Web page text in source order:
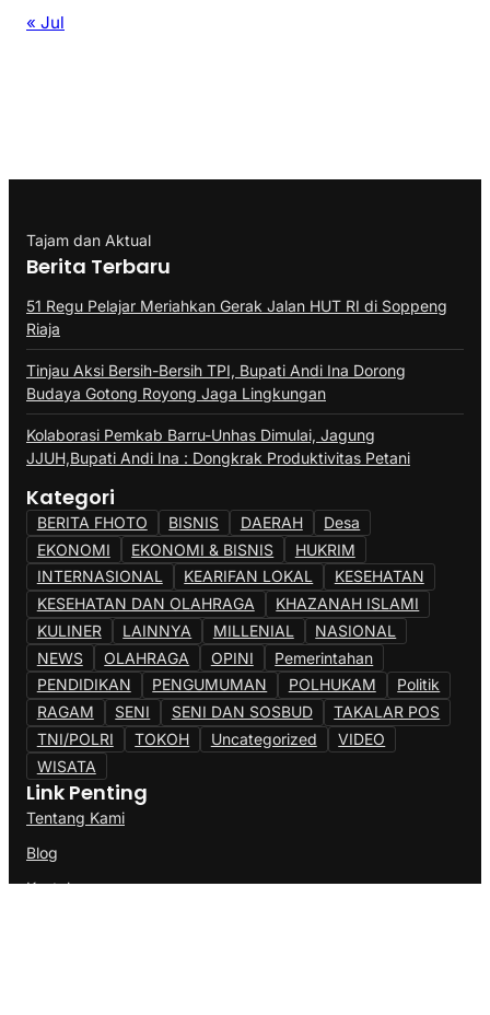
« Jul
Tajam dan Aktual
Berita Terbaru
51 Regu Pelajar Meriahkan Gerak Jalan HUT RI di Soppeng
Riaja
Tinjau Aksi Bersih-Bersih TPI, Bupati Andi Ina Dorong
Budaya Gotong Royong Jaga Lingkungan
Kolaborasi Pemkab Barru-Unhas Dimulai, Jagung
JJUH,Bupati Andi Ina : Dongkrak Produktivitas Petani
Kategori
BERITA FHOTO BISNIS DAERAH
Desa
EKONOMI
EKONOMI & BISNIS
HUKRIM
INTERNASIONAL
KEARIFAN LOKAL
KESEHATAN
KESEHATAN DAN OLAHRAGA
KHAZANAH ISLAMI
KULINER
LAINNYA MILLENIAL
NASIONAL
NEWS
OLAHRAGA OPINI
Pemerintahan
PENDIDIKAN
PENGUMUMAN POLHUKAM
Politik
RAGAM
SENI SENI DAN SOSBUD
TAKALAR POS
TNI/POLRI
TOKOH Uncategorized
VIDEO
WISATA
Link Penting
Tentang Kami
Blog
Kontak